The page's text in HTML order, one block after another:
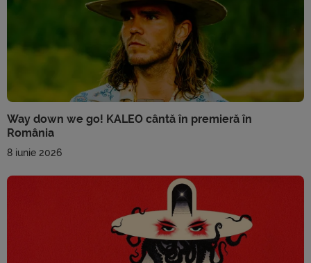
Way down we go! KALEO cântă în premieră în
România
8 iunie 2026